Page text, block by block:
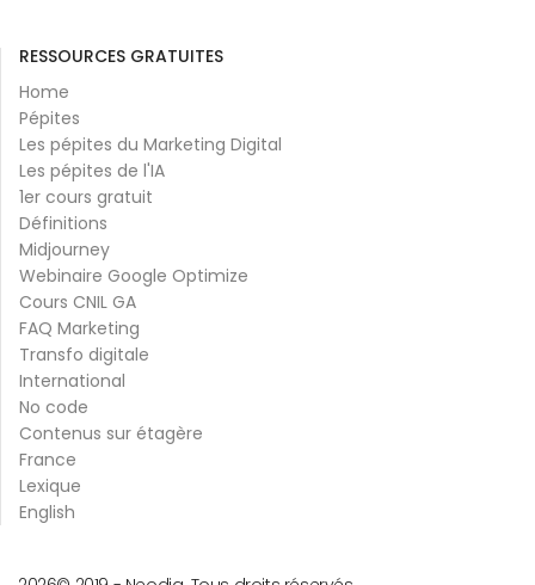
RESSOURCES GRATUITES
Home
Pépites
Les pépites du Marketing Digital
Les pépites de l'IA
1er cours gratuit
Définitions
Midjourney
Webinaire Google Optimize
Cours CNIL GA
FAQ Marketing
Transfo digitale
International
No code
Contenus sur étagère
France
Lexique
English